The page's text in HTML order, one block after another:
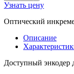
Узнать цену
Оптический
Описание
Доступный